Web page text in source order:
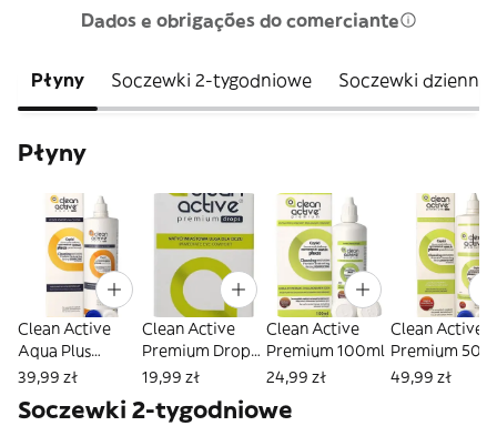
Dados e obrigações do comerciante
Płyny Soczewki 2-tygodniowe Soczewki dzienne
Płyny
Clean Active
Aqua Plus
500ml
39,99 zł
Clean Active
Premium Drops
15 ml
19,99 zł
Clean Active
Premium 100ml
24,99 zł
Clean Active
Premium 500
49,99 zł
Soczewki 2-tygodniowe